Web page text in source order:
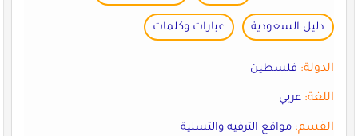
دليل السعودية عبارات وكلمات
الدولة: فلسطين
اللغة: عربي
القسم: مواقع الترفيه والتسلية